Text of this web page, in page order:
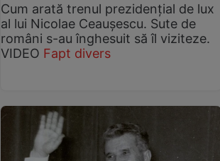
Cum arată trenul prezidențial de lux
al lui Nicolae Ceaușescu. Sute de
români s-au înghesuit să îl viziteze.
VIDEO Fapt divers